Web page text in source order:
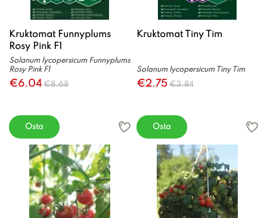
Kruktomat Funnyplums
Rosy Pink F1
Solanum lycopersicum Funnyplums
Rosy Pink F1
€6.04 €8.68
Osta
Kruktomat Tiny Tim
Solanum lycopersicum Tiny Tim
€2.75 €3.84
Osta